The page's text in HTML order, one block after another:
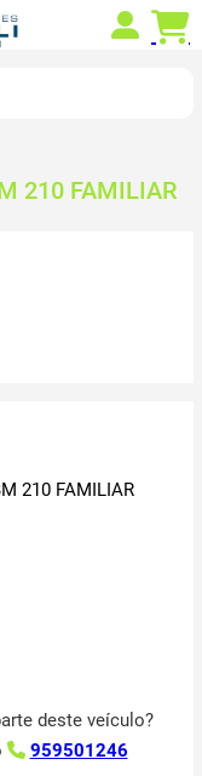
210 FAMILIAR
210 FAMILIAR
deste veículo?
959501246